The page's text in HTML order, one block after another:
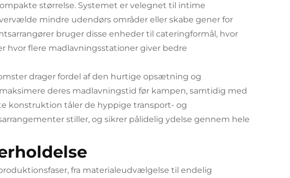
størrelse. Systemet er velegnet til intime
mindre udendørs områder eller skabe gener for
bruger disse enheder til cateringformål, hvor
hvor flere madlavningsstationer giver bedre
drager fordel af den hurtige opsætning og
deres madlavningstid før kampen, samtidig med
konstruktion tåler de hyppige transport- og
stiller, og sikrer pålidelig ydelse gennem hele
fra materialeudvælgelse til endelig